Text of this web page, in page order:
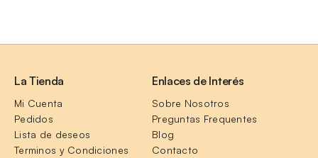
La Tienda
Mi Cuenta
Pedidos
Lista de deseos
Terminos y Condiciones
Enlaces de Interés
Sobre Nosotros
Preguntas Frequentes
Blog
Contacto